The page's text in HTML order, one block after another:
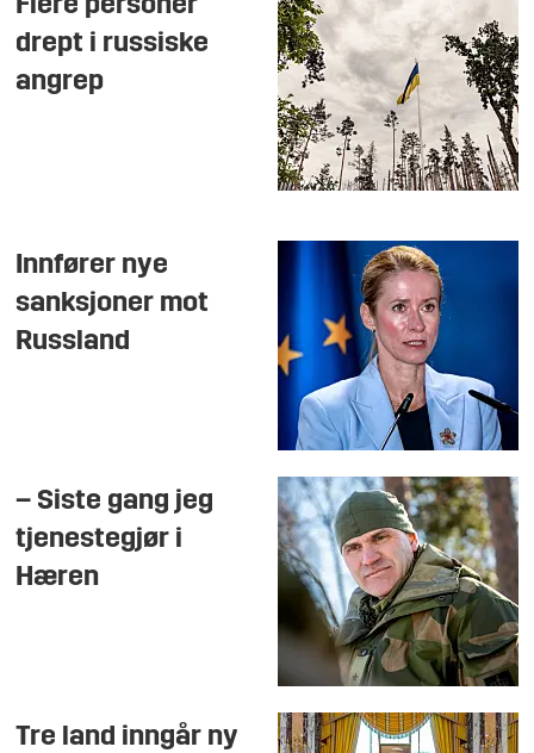
Flere personer
drept i russiske
angrep
Innfører nye
sanksjoner mot
Russland
– Siste gang jeg
tjenestegjør i
Hæren
Tre land inngår ny